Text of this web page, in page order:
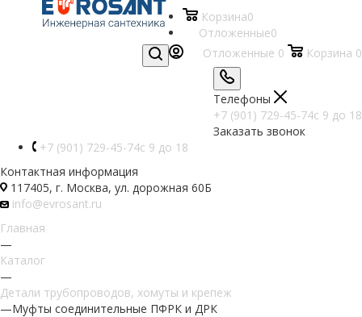
Отложенные 0 Корзина 0
Телефоны
+7 (901) 729-45-74c 9 до 18
Заказать звонок
Корзина0
Отложенные0
+7 (901) 729-45-74c 9 до 18
Контактная информация
117405, г. Москва, ул. дорожная 60Б
info@evrosant.ru
Главная
—
Каталог
—
Детали трубопроводов, хомуты и крепеж
—Муфты соединительные ПФРК и ДРК